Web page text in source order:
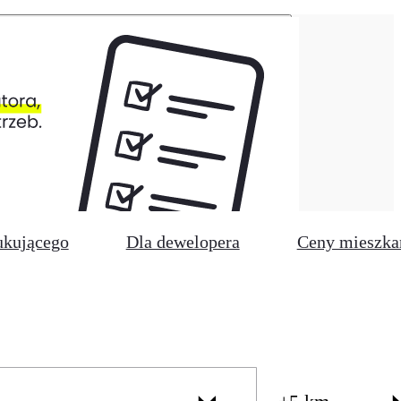
Dla dewelopera Ceny